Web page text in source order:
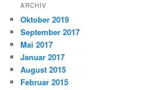
ARCHIV
Oktober 2019
September 2017
Mai 2017
Januar 2017
August 2015
Februar 2015